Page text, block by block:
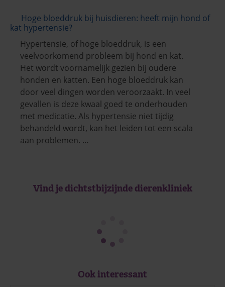
Hoge bloeddruk bij huisdieren: heeft mijn hond of
kat hypertensie?
Hypertensie, of hoge bloeddruk, is een
veelvoorkomend probleem bij hond en kat.
Het wordt voornamelijk gezien bij oudere
honden en katten. Een hoge bloeddruk kan
door veel dingen worden veroorzaakt. In veel
gevallen is deze kwaal goed te onderhouden
met medicatie. Als hypertensie niet tijdig
behandeld wordt, kan het leiden tot een scala
aan problemen. …
Vind je dichtstbijzijnde dierenkliniek
Ook interessant